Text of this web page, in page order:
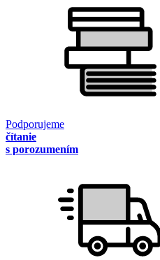
Podporujeme
čítanie
s porozumením